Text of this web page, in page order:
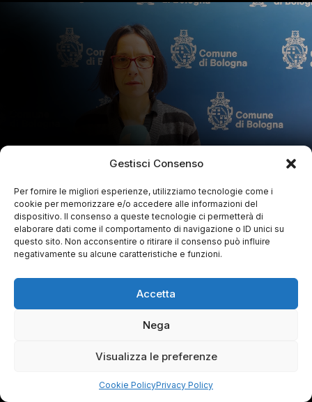
Gestisci Consenso
Per fornire le migliori esperienze, utilizziamo tecnologie come i
cookie per memorizzare e/o accedere alle informazioni del
dispositivo. Il consenso a queste tecnologie ci permetterà di
elaborare dati come il comportamento di navigazione o ID unici su
questo sito. Non acconsentire o ritirare il consenso può influire
negativamente su alcune caratteristiche e funzioni.
Accetta
Nega
Visualizza le preferenze
Cookie PolicyPrivacy Policy